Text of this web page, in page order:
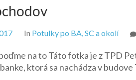
In Potulky po BA, SC a okolí
na to Táto fotka je z TPD
ktorá sa nachádza v